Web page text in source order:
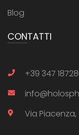
Blog
CONTATTI
+39 347
Via Piacenza,